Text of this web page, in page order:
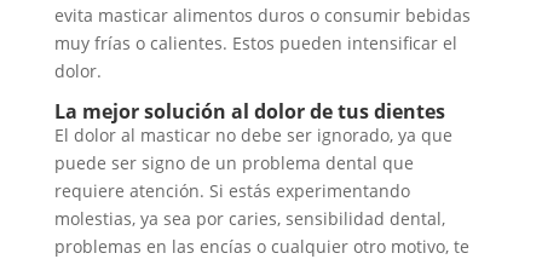
evita masticar alimentos duros o consumir bebidas
muy frías o calientes. Estos pueden intensificar el
dolor.
La mejor solución al dolor de tus dientes
El dolor al masticar no debe ser ignorado, ya que
puede ser signo de un problema dental que
requiere atención. Si estás experimentando
molestias, ya sea por caries, sensibilidad dental,
problemas en las encías o cualquier otro motivo, te